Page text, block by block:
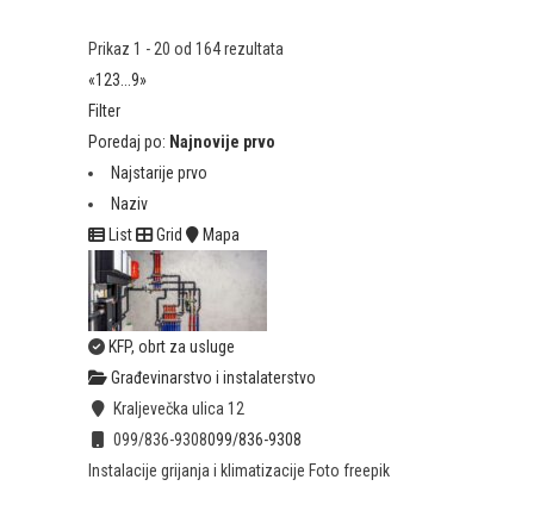
Prikaz 1 - 20 od 164 rezultata
«123...9»
Filter
Poredaj po: Najnovije prvo
Najstarije prvo
Naziv
List
Grid Mapa
KFP, obrt za usluge
Građevinarstvo i instalaterstvo
Kraljevečka ulica 12
099/836-9308099/836-9308
Instalacije grijanja i klimatizacije Foto freepik